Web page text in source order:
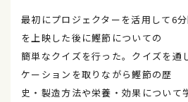
最初にプロジェクターを活用して6
を上映した後に鰹節についての
簡単なクイズを行った。クイズを通
ケーションを取りながら鰹節の歴
史・製造方法や栄養・効果について